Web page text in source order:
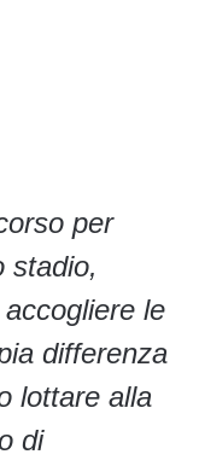
per
stadio,
le
differenza
lottare alla
di